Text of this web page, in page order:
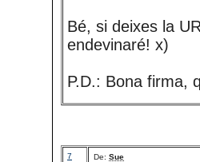
Bé, si deixes la
endevinaré! x)
P.D.: Bona firma,
7 De: Sue